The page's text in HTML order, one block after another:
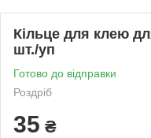
Кільце для клею
шт./уп
Готово до відправки
Роздріб
35 ₴